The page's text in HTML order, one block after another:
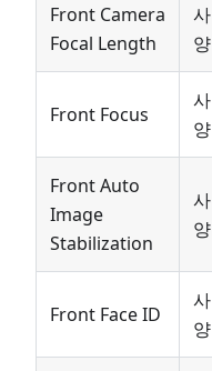
Front Camera
Focal Length
사
양
Front Focus
사
양
Front Auto
Image
Stabilization
사
양
Front Face ID
사
양